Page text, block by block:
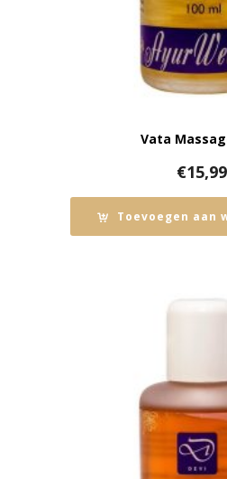
Vata
€15,99
Toevoegen aan